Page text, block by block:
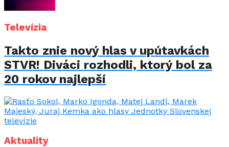
Televízia
Takto znie nový hlas v upútavkách
STVR! Diváci rozhodli, ktorý bol za
20 rokov najlepší
Aktuality